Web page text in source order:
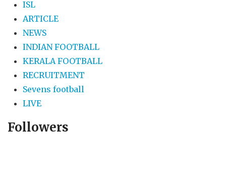
ISL
ARTICLE
NEWS
INDIAN FOOTBALL
KERALA FOOTBALL
RECRUITMENT
Sevens football
LIVE
Followers